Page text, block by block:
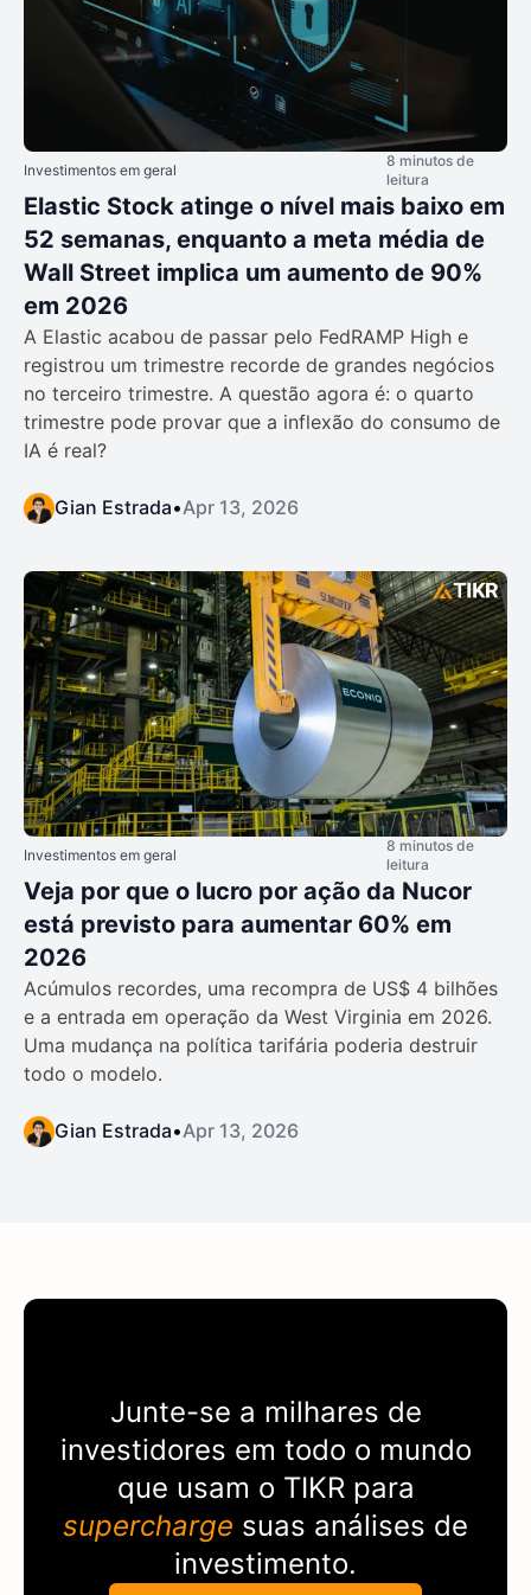
Investimentos em geral
8 minutos de
leitura
Elastic Stock atinge o nível mais baixo em
52 semanas, enquanto a meta média de
Wall Street implica um aumento de 90%
em 2026
A Elastic acabou de passar pelo FedRAMP High e
registrou um trimestre recorde de grandes negócios
no terceiro trimestre. A questão agora é: o quarto
trimestre pode provar que a inflexão do consumo de
IA é real?
Gian Estrada•Apr 13, 2026
Investimentos em geral
8 minutos de
leitura
Veja por que o lucro por ação da Nucor
está previsto para aumentar 60% em
2026
Acúmulos recordes, uma recompra de US$ 4 bilhões
e a entrada em operação da West Virginia em 2026.
Uma mudança na política tarifária poderia destruir
todo o modelo.
Gian Estrada•Apr 13, 2026
Junte-se a milhares de
investidores em todo o mundo
que usam o TIKRpara
supercharge suas análises de
investimento.